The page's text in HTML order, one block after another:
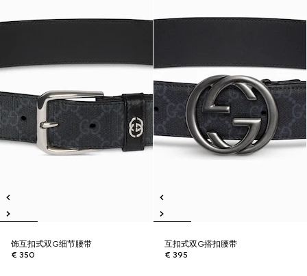
饰互扣式双G细节腰带
€ 350
互扣式双G搭扣腰带
€ 395